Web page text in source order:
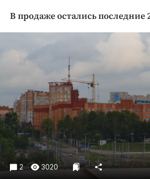
Недвижимость и ЖКХ
Образование
Общество
Погода
Праздники
Происшествия
Спорт
Экономика и бизнес
В продаже остались последние
2 3020